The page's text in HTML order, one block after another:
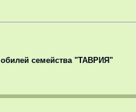
семейства "ТАВРИЯ"